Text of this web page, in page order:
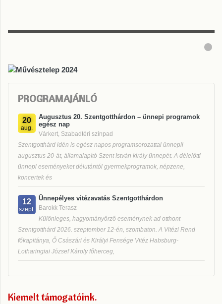
PROGRAMAJÁNLÓ
20
aug.
Augusztus 20. Szentgotthárdon – ünnepi programok
egész nap
Várkert, Szabadtéri színpad
Szentgotthárd idén is egész napos programsorozattal ünnepli
augusztus 20-át, államalapító Szent István király ünnepét. A délelőtti
ünnepi eseményeket délutántól gyermekprogramok, népzene,
koncertek és
12
szept.
Ünnepélyes vitézavatás Szentgotthárdon
Barokk Terasz
Különleges, hagyományőrző eseménynek ad otthont
Szentgotthárd 2026. szeptember 12-én, szombaton. A Vitézi Rend
főkapitánya, Ő Császári és Királyi Fensége Vitéz Habsburg-
Lotharingiai József Károly főherceg,
Kiemelt támogatóink